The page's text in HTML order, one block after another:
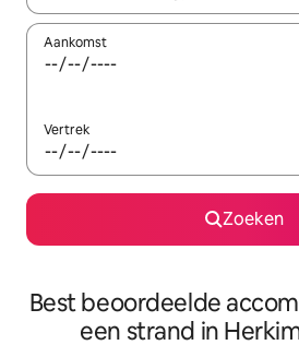
Aankomst
Vertrek
Zoeken
Best beoordeelde
een strand in